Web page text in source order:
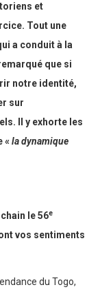
et
Tout une
a conduit à la
que si
notre identité,
sur
Il y exhorte les
«la dynamique
le 56e
vos sentiments
du Togo,